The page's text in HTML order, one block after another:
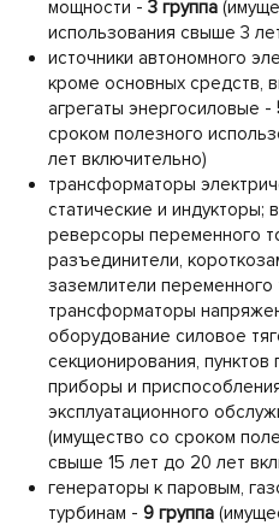
мощности - 3 группа
использования свыше 3
источники автономного
кроме основных средств,
агрегаты энергосиловые -
сроком полезного
лет включительно)
трансформаторы
статические и индукторы;
реверсоры переменного
разъединители,
заземлители
трансформаторы
оборудование силовое
секционирования,
приборы и
эксплуатационного
(имущество со сроком
свыше 15 лет до 20 лет
генераторы к паровым,
турбинам - 9 группа